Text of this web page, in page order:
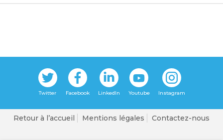
Retour à l’accueil Mentions légales Contactez-nous